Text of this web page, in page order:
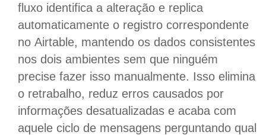
fluxo identifica a alteração e replica
automaticamente o registro correspondente
no Airtable, mantendo os dados consistentes
nos dois ambientes sem que ninguém
precise fazer isso manualmente. Isso elimina
o retrabalho, reduz erros causados por
informações desatualizadas e acaba com
aquele ciclo de mensagens perguntando qual